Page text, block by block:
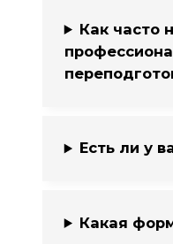
Как часто
Есть ли у
Какая